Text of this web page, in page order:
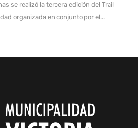
se realizó la tercera edición del Trail
organizada en conjunto por el...